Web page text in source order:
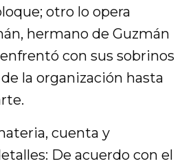
otro lo opera
hermano de Guzmán
con sus sobrinos
la organización hasta
cuenta y
De acuerdo con el